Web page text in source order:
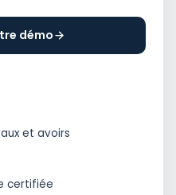
démo
et avoirs
certifiée